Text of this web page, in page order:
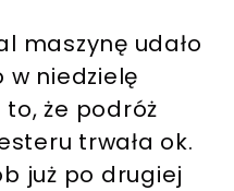
maszynę udało
w niedzielę
że podróż
trwała ok.
już po drugiej